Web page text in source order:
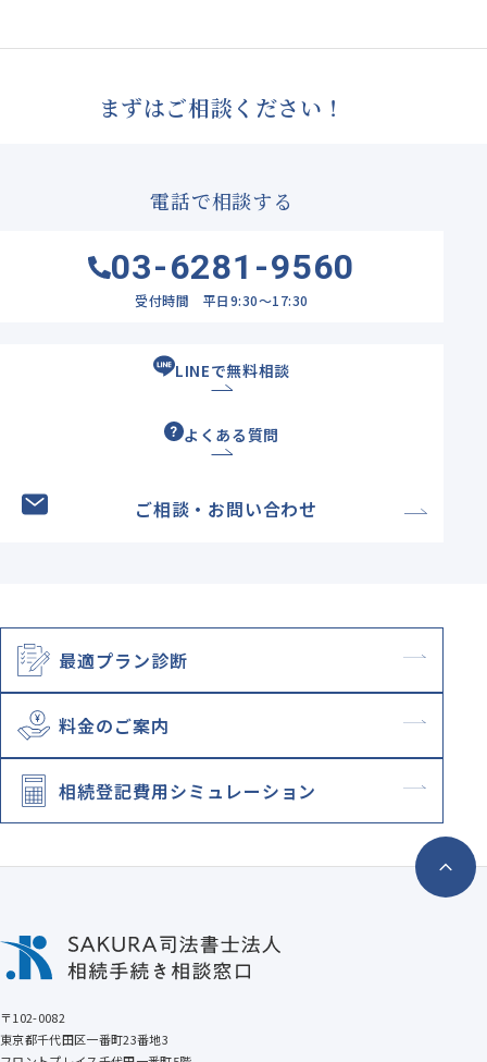
まずはご相談ください！
電話で相談する
03-6281-9560
受付時間 平日9:30～17:30
LINEで無料相談
よくある質問
ご相談・お問い合わせ
最適プラン診断
料金のご案内
相続登記費用シミュレーション
〒102-0082
東京都千代田区一番町23番地3